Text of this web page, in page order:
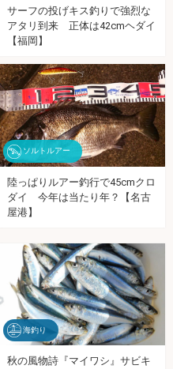
サーフの投げキス釣りで強烈な
アタリ到来 正体は42cmヘダイ
【福岡】
ソルトルアー
陸っぱりルアー釣行で45cmクロ
ダイ 今年は当たり年？【名古
屋港】
海釣り
秋の風物詩『マイワシ』サビキ